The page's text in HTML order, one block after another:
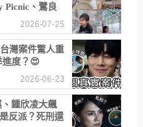
Picnic、鷺良
》拍攝地、漢
2026-07-25
灣案件驚人重
進度？😍
2026-06-23
、鍾欣凌大飆
反派？死刑還